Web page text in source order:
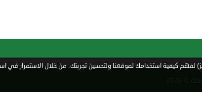
2026
لفهم كيفية استخدامك لموقعنا ولتحسين تجربتك. من خلال الاستمرار في